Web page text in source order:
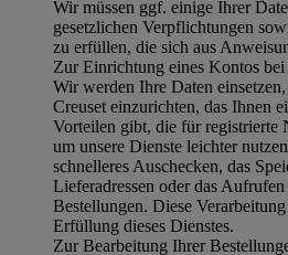
Wir müssen ggf. einige Ihrer
gesetzlichen Verpflichtungen
zu erfüllen, die sich aus
Zur Einrichtung eines Kontos bei
Wir werden Ihre Daten
Creuset einzurichten, das Ihnen
Vorteilen gibt, die für registrierte
um unsere Dienste leichter
schnelleres Auschecken, das
Lieferadressen oder das
Bestellungen. Diese
Erfüllung dieses Dienstes.
Zur Bearbeitung Ihrer